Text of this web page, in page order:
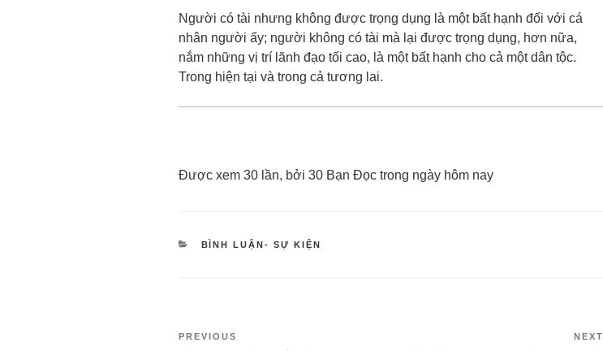
Người có tài nhưng không được trọng dụng là một bất hạnh đối với cá
nhân người ấy; người không có tài mà lại được trọng dụng, hơn nữa,
nắm những vị trí lãnh đạo tối cao, là một bất hạnh cho cả một dân tộc.
Trong hiện tại và trong cả tương lai.
Được xem 30 lần, bởi 30 Bạn Đọc trong ngày hôm nay
BÌNH LUẬN- SỰ KIỆN
PREVIOUS NEXT